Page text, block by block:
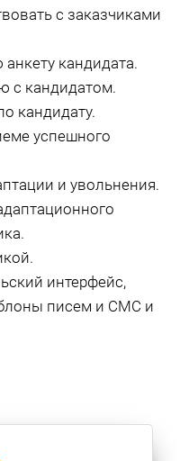
с заказчиками
кандидата.
с кандидатом.
кандидату.
успешного
и увольнения.
интерфейс,
писем и СМС и